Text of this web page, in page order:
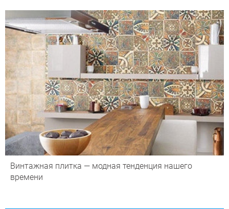
Винтажная плитка — модная тенденция нашего
времени